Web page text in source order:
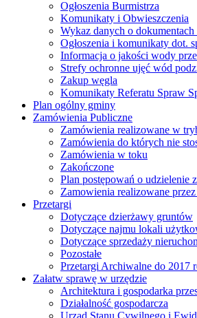
Ogłoszenia Burmistrza
Komunikaty i Obwieszczenia
Wykaz danych o
Ogłoszenia i komunikaty dot.
Informacja o jakości wody
Strefy ochronne ujęć wód
Zakup węgla
Komunikaty Referatu Spraw
Plan ogólny gminy
Zamówienia Publiczne
Zamówienia realizowane w
Zamówienia do których nie
Zamówienia w toku
Zakończone
Plan postępowań o udzielenie
Zamowienia realizowane
Przetargi
Dotyczące dzierżawy gruntów
Dotyczące najmu lokali
Dotyczące sprzedaży
Pozostałe
Przetargi Archiwalne do 2017
Załatw sprawę w urzędzie
Architektura i gospodarka
Działalność gospodarcza
Urząd Stanu Cywilnego i